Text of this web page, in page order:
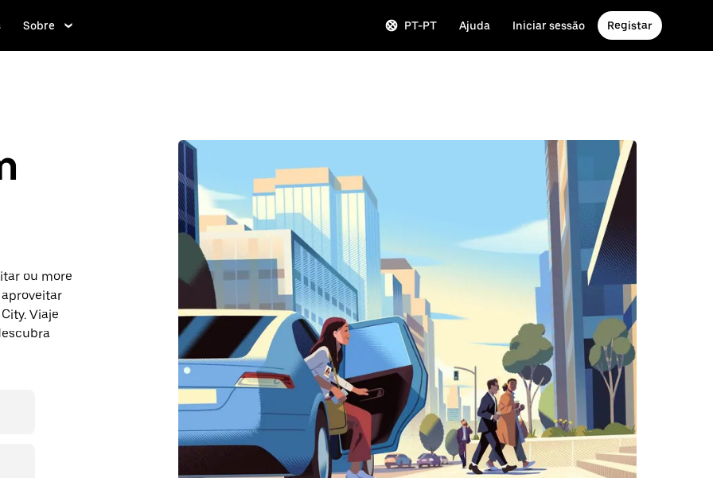
Sobre PT-PT Ajuda Iniciar sessão Registar
ou more
Viaje